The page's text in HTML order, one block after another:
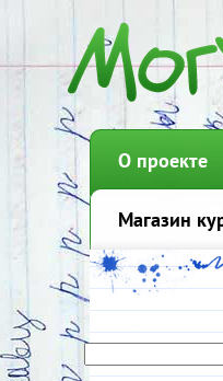
О проекте
Магазин